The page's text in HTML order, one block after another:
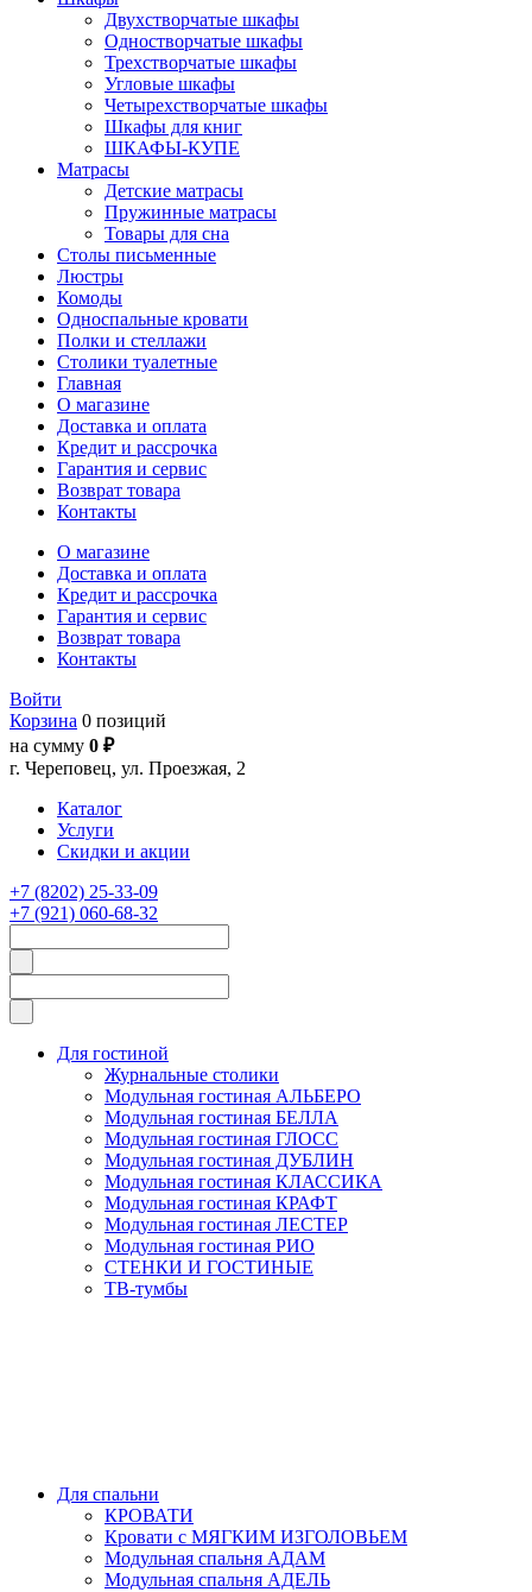
Двухстворчатые шкафы
Одностворчатые шкафы
Трехстворчатые шкафы
Угловые шкафы
Четырехстворчатые шкафы
Шкафы для книг
ШКАФЫ-КУПЕ
Матрасы
Детские матрасы
Пружинные матрасы
Товары для сна
Столы письменные
Люстры
Комоды
Односпальные кровати
Полки и стеллажи
Столики туалетные
Главная
О магазине
Доставка и оплата
Кредит и рассрочка
Гарантия и сервис
Возврат товара
Контакты
О магазине
Доставка и оплата
Кредит и рассрочка
Гарантия и сервис
Возврат товара
Контакты
Войти
Корзина 0 позиций
на сумму 0 ₽
г. Череповец, ул. Проезжая, 2
Каталог
Услуги
Скидки и акции
+7 (8202) 25-33-09
+7 (921) 060-68-32
Для гостиной
Журнальные столики
Модульная гостиная АЛЬБЕРО
Модульная гостиная БЕЛЛА
Модульная гостиная ГЛОСС
Модульная гостиная ДУБЛИН
Модульная гостиная КЛАССИКА
Модульная гостиная КРАФТ
Модульная гостиная ЛЕСТЕР
Модульная гостиная РИО
СТЕНКИ И ГОСТИНЫЕ
ТВ-тумбы
Для спальни
КРОВАТИ
Кровати с МЯГКИМ ИЗГОЛОВЬЕМ
Модульная спальня АДАМ
Модульная спальня АДЕЛЬ